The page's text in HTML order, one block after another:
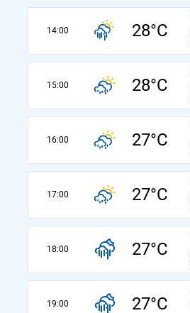
14:00 28°C
15:00 28°C
16:00 27°C
17:00 27°C
18:00 27°C
19:00 27°C